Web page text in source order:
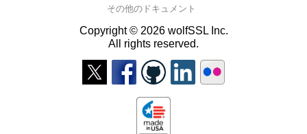
その他のドキュメント
Copyright © 2026 wolfSSL Inc.
All rights reserved.